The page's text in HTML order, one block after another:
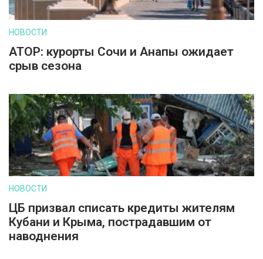
НОВОСТИ
АТОР: курорты Сочи и Анапы ожидает
срыв сезона
НОВОСТИ
ЦБ призвал списать кредиты жителям
Кубани и Крыма, пострадавшим от
наводнения